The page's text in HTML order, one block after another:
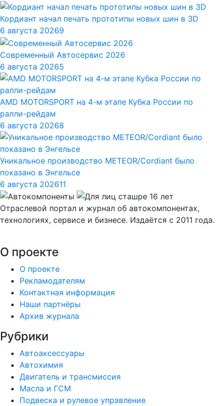
Кордиант начал печать прототипы новых шин в 3D
6 августа 20269
Современный Автосервис 2026
6 августа 20265
AMD MOTORSPORT на 4-м этапе Кубка России по
ралли-рейдам
6 августа 20268
Уникальное производство METEOR/Cordiant было
показано в Энгельсе
6 августа 202611
Отраслевой портал и журнал об автокомпонентах,
технологиях, сервисе и бизнесе. Издаётся с 2011 года.
О проекте
О проекте
Рекламодателям
Контактная информация
Наши партнёры
Архив журнала
Рубрики
Автоаксессуары
Автохимия
Двигатель и трансмиссия
Масла и ГСМ
Подвеска и рулевое управление